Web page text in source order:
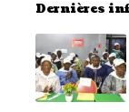
Dernières